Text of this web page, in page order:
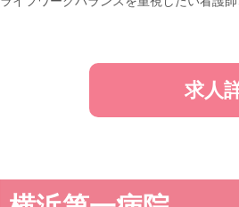
求人